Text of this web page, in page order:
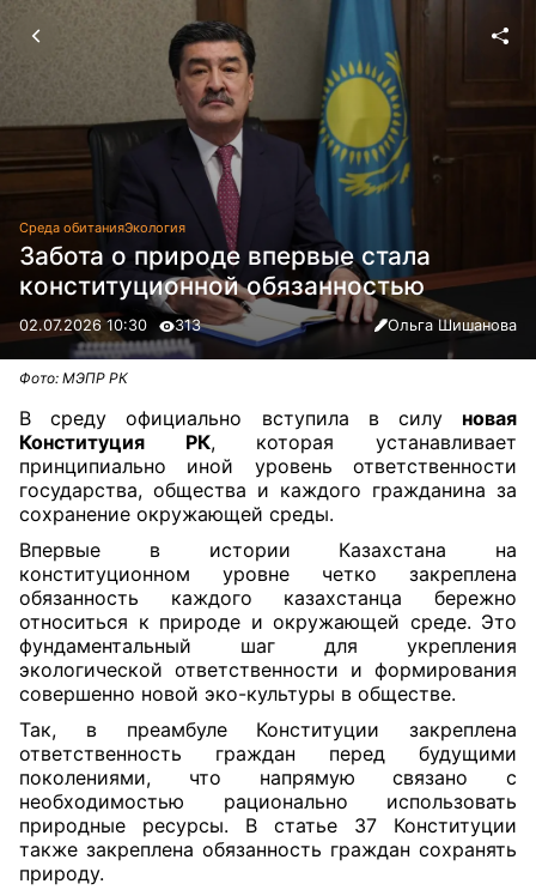
Среда обитанияЭкология
Забота о природе впервые стала
конституционной обязанностью
02.07.2026 10:30 313 Ольга Шишанова
Фото: МЭПР РК
В среду официально вступила в силу новая
Конституция РК, которая устанавливает
принципиально иной уровень ответственности
государства, общества и каждого гражданина за
сохранение окружающей среды.
Впервые в истории Казахстана на
конституционном уровне четко закреплена
обязанность каждого казахстанца бережно
относиться к природе и окружающей среде. Это
фундаментальный шаг для укрепления
экологической ответственности и формирования
совершенно новой эко-культуры в обществе.
Так, в преамбуле Конституции закреплена
ответственность граждан перед будущими
поколениями, что напрямую связано с
необходимостью рационально использовать
природные ресурсы. В статье 37 Конституции
также закреплена обязанность граждан сохранять
природу.